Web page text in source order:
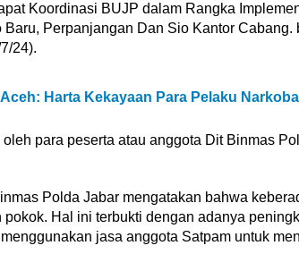
Koordinasi BUJP dalam Rangka
Perpanjangan Dan Sio Kantor Cabang.
24).
Harta Kekayaan Para Pelaku
para peserta atau anggota Dit Binmas
Polda Jabar mengatakan bahwa
Hal ini terbukti dengan adanya
jasa anggota Satpam untuk